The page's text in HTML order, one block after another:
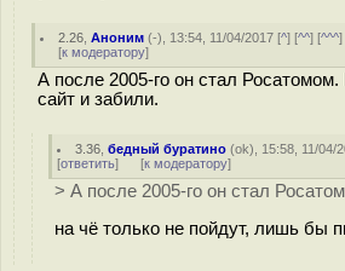
2.26 ,Аноним (-), 13:54, 11/04/2017 [^] [^^] [^^^]
[к модератору]
А после 2005-го он стал
сайт и забили.
3.36 ,бедный буратино (ok), 15:58, 11/04/
[ответить] [к модератору]
> А после 2005-го он стал
на чё только не пойдут, лишь бы